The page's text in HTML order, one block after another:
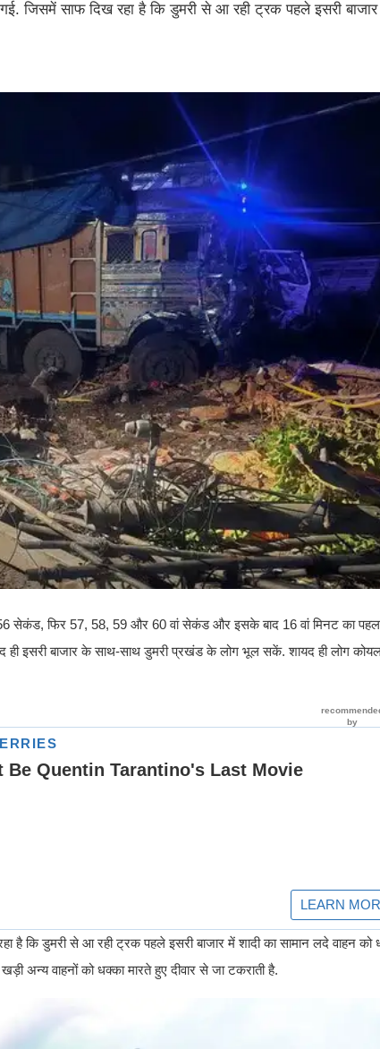
जिसमें साफ दिख रहा है कि डुमरी से आ रही ट्रक पहले इसरी बाजार
सेकंड, फिर 57, 58, 59 और 60 वां सेकंड और इसके बाद 16 वां मिनट का
इसरी बाजार के साथ-साथ डुमरी प्रखंड के लोग भूल सकें. शायद ही लोग
कि डुमरी से आ रही ट्रक पहले इसरी बाजार में शादी का सामान लदे वाहन को
वाहनों को धक्का मारते हुए दीवार से जा टकराती है.